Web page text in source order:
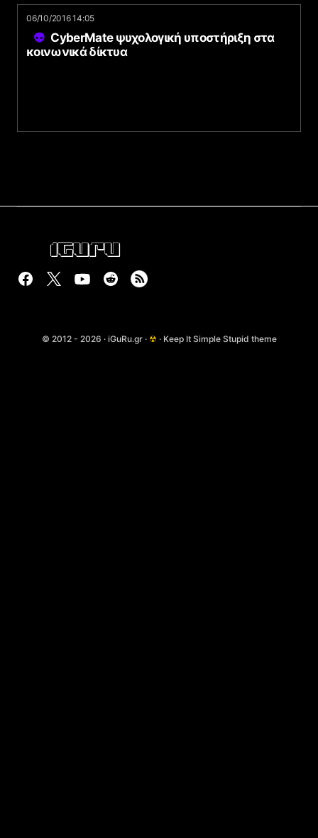
06/10/2016 14:05
CyberMate ψυχολογική υποστήριξη στα
κοινωνικά δίκτυα
© 2012 - 2026 · iGuRu.gr · ☢ · Keep It Simple Stupid theme